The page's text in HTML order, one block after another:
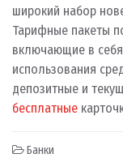
широкий набор
Тарифные пакеты
включающие в
использования
депозитные и
бесплатные
Банки